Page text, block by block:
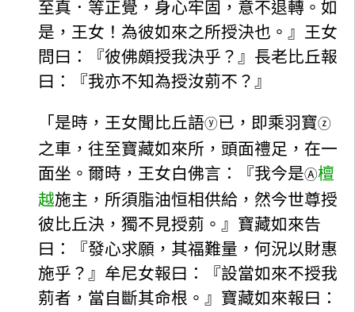
至真．等正覺，身心牢固，意不退轉。如
是，王女！為彼如來之所授決也。』王女
問曰：『彼佛頗授我決乎？』長老比丘報
曰：『我亦不知為授汝莂不？』
「是時，王女聞比丘語ⓨ已，即乘羽寶ⓩ
之車，往至寶藏如來所，頭面禮足，在一
面坐。爾時，王女白佛言：『我今是Ⓐ檀
越施主，所須脂油恒相供給，然今世尊授
彼比丘決，獨不見授莂。』寶藏如來告
曰：『發心求願，其福難量，何況以財惠
施乎？』牟尼女報曰：『設當如來不授我
莂者，當自斷其命根。』寶藏如來報曰：